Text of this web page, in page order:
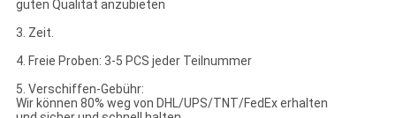
guten Qualität anzubieten
3. Zeit.
4. Freie Proben: 3-5 PCS jeder Teilnummer
5. Verschiffen-Gebühr:
Wir können 80% weg von DHL/UPS/TNT/FedEx erhalten